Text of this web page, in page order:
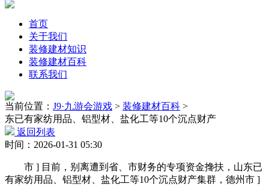
首页
关于我们
装修建材知识
装修建材百科
联系我们
当前位置： J9·九游会游戏 > 装修建材百科 >
东已有家纺用品、铝型材、盐化工等10个沉点财产
返回列表
时间：2026-01-31 05:30
市 ] 目前，别离遭到省、市财务的专项资金搀扶，山东已
有家纺用品、铝型材、盐化工等10个沉点财产集群，德州市 ]